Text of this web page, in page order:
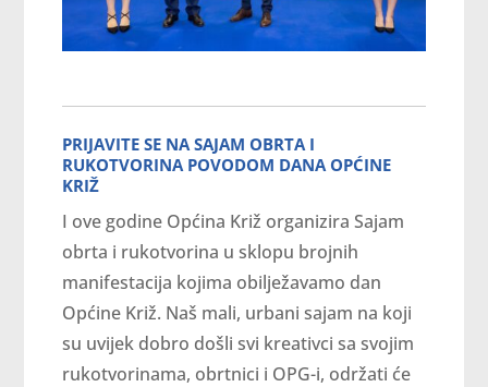
PRIJAVITE SE NA SAJAM OBRTA I
RUKOTVORINA POVODOM DANA OPĆINE
KRIŽ
I ove godine Općina Križ organizira Sajam
obrta i rukotvorina u sklopu brojnih
manifestacija kojima obilježavamo dan
Općine Križ. Naš mali, urbani sajam na koji
su uvijek dobro došli svi kreativci sa svojim
rukotvorinama, obrtnici i OPG-i, održati će